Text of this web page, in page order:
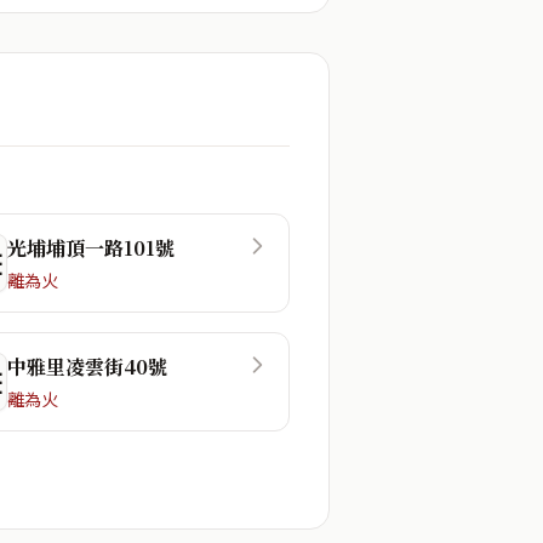
光埔埔頂一路101號
離為火
中雅里凌雲街40號
離為火